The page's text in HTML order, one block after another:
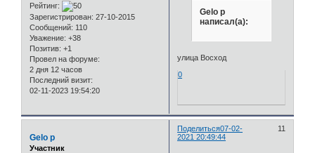
Рейтинг:
Зарегистрирован: 27-10-2015
Сообщений: 110
Уважение: +38
Позитив: +1
Провел на форуме:
2 дня 12 часов
Последний визит:
02-11-2023 19:54:20
Gelo p
написал(а):
улица Восход
0
Поделиться 11
07-02-
2021 20:49:44
Gelo p
Участник